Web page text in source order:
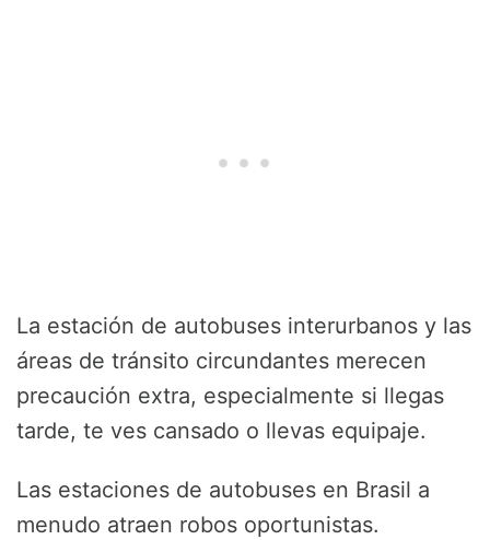
La estación de autobuses interurbanos y las
áreas de tránsito circundantes merecen
precaución extra, especialmente si llegas
tarde, te ves cansado o llevas equipaje.
Las estaciones de autobuses en Brasil a
menudo atraen robos oportunistas.